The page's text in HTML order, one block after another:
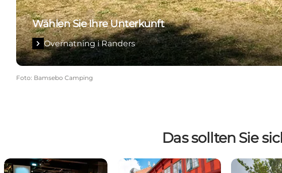
Wählen Sie Ihre Unterkunft
Overnatning i Randers
Foto: Bamsebo Camping
Das sollten Sie